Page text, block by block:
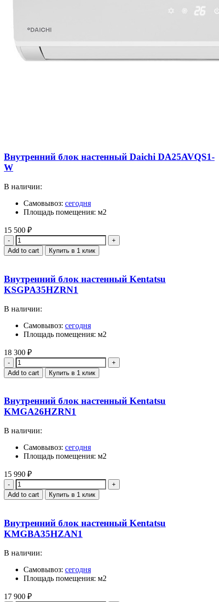
Внутренний блок настенный Daichi DA25AVQS1-
W
В наличии:
Самовывоз: сегодня
Площадь помещения: м2
15 500 ₽
Quantity
Add to cart Купить в 1 клик
Внутренний блок настенный Kentatsu
KSGPA35HZRN1
В наличии:
Самовывоз: сегодня
Площадь помещения: м2
18 300 ₽
Quantity
Add to cart Купить в 1 клик
Внутренний блок настенный Kentatsu
KMGA26HZRN1
В наличии:
Самовывоз: сегодня
Площадь помещения: м2
15 990 ₽
Quantity
Add to cart Купить в 1 клик
Внутренний блок настенный Kentatsu
KMGBA35HZAN1
В наличии:
Самовывоз: сегодня
Площадь помещения: м2
17 900 ₽